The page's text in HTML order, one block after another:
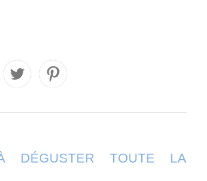
DÉGUSTER TOUTE LA